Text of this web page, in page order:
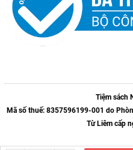
Tiệm sách
Mã số thuế: 8357596199-001 do
Từ Liêm cấp